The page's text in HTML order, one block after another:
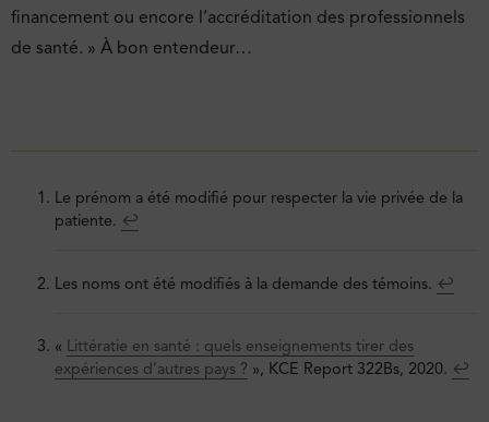
financement ou encore l’accréditation des professionnels
de santé. » À bon entendeur…
Le prénom a été modifié pour respecter la vie privée de la
patiente. ↩︎
Les noms ont été modifiés à la demande des témoins. ↩︎
« Littératie en santé : quels enseignements tirer des
expériences d’autres pays ? », KCE Report 322Bs, 2020. ↩︎